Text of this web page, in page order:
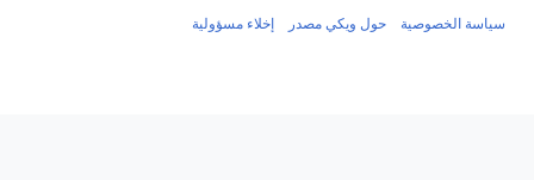
سياسة الخصوصية حول ويكي مصدر إخلاء مسؤولية